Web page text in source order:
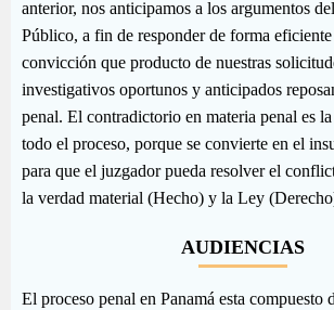
anterior, nos anticipamos a los argumentos
Público, a fin de responder de forma
convicción que producto de nuestras
investigativos oportunos y anticipados
penal. El contradictorio en materia penal es
todo el proceso, porque se convierte en el
para que el juzgador pueda resolver el
la verdad material (Hecho) y la Ley
AUDIENCIAS
El proceso penal en Panamá esta compuesto